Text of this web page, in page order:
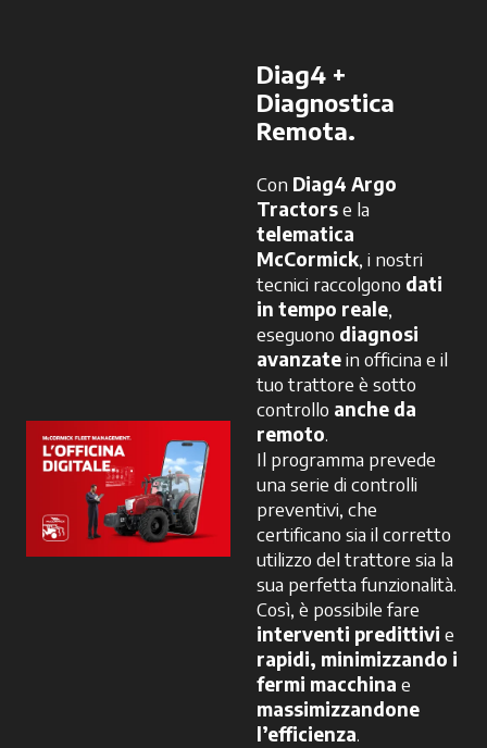
Diag4 +
Diagnostica
Remota.
Con Diag4 Argo
Tractorse la
telematica
McCormick, i nostri
tecnici raccolgono dati
in tempo reale,
eseguono diagnosi
avanzatein officina e il
tuo trattore è sotto
controllo anche da
remoto.
Il programma prevede
una serie di controlli
preventivi, che
certificano sia il corretto
utilizzo del trattore sia la
sua perfetta funzionalità.
Così, è possibile fare
interventi predittivi e
rapidi, minimizzando i
fermi macchina e
massimizzandone
l’efficienza.